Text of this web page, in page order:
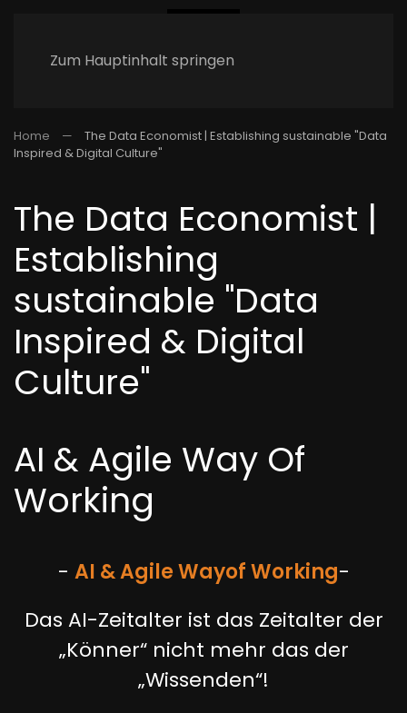
Zum Hauptinhalt springen
Home
The Data Economist | Establishing sustainable "Data
Inspired & Digital Culture"
The Data Economist |
Establishing
sustainable "Data
Inspired & Digital
Culture"
AI & Agile Way Of
Working
- AI & Agile WayofWorking-
Das AI-Zeitalter ist das Zeitalter der
„Könner“ nicht mehr das der
„Wissenden“!